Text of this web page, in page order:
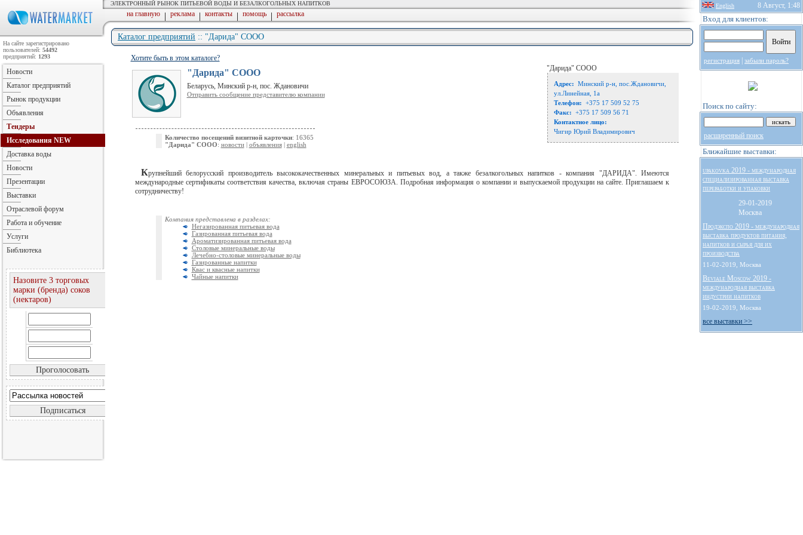
ЭЛЕКТРОННЫЙ РЫНОК ПИТЬЕВОЙ ВОДЫ И БЕЗАЛКОГОЛЬНЫХ НАПИТКОВ
на главную | реклама | контакты | помощь | рассылка
Каталог предприятий :: "Дарида" СООО
Хотите быть в этом каталоге?
"Дарида" СООО
Адрес: Минский р-н, пос.Ждановичи,
ул.Линейная, 1а
Телефон: +375 17 509 52 75
Факс: +375 17 509 56 71
Контактное лицо:
Чигир Юрий Владимирович
"Дарида" СООО
Беларусь, Минский р-н, пос. Ждановичи
Отправить сообщение представителю компании
Количество посещений визитной карточки: 16365
"Дарида" СООО: новости| объявления| english
Крупнейший белорусский производитель высококачественных минеральных и питьевых вод, а также безалкогольных напитков - компания "ДАРИДА". Имеются
международные сертификаты соответствия качества, включая страны ЕВРОСОЮЗА. Подробная информация о компании и выпускаемой продукции на сайте. Приглашаем к
сотрудничеству!
Компания представлена в разделах:
Негазированная питьевая вода
Газированная питьевая вода
Ароматизированная питьевая вода
Столовые минеральные воды
Лечебно-столовые минеральные воды
Газированные напитки
Квас и квасные напитки
Чайные напитки
На сайте зарегистрировано
пользователей: 54492
предприятий: 1293
Новости
Каталог предприятий
Рынок продукции
Объявления
Тендеры
Исследования NEW
Доставка воды
Новости
Презентации
Выставки
Отраслевой форум
Работа и обучение
Услуги
Библиотека
Назовите 3 торговых
марки (бренда) соков
(нектаров)
English 8 Август, 1:48
Вход для клиентов:
регистрация забыли пароль?
Поиск по сайту:
расширенный поиск
Ближайшие выставки:
upakovka 2019 - международная
специализированная выставка
переработки и упаковки
29-01-2019
Москва
Продэкспо 2019 - международная
выставка продуктов питания,
напитков и сырья для их
производства
11-02-2019, Москва
Beviale Moscow 2019 -
международная выставка
индустрии напитков
19-02-2019, Москва
все выставки >>